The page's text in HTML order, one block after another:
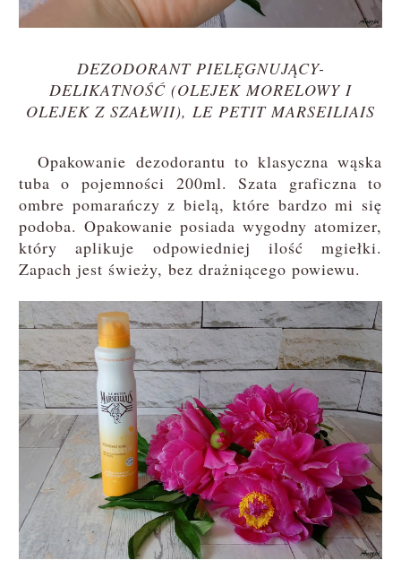
DEZODORANT PIELĘGNUJĄCY-
DELIKATNOŚĆ (OLEJEK MORELOWY I
OLEJEK Z SZAŁWII), LE PETIT MARSEILIAIS
Opakowanie dezodorantu to klasyczna wąska
tuba o pojemności 200ml. Szata graficzna to
ombre pomarańczy z bielą, które bardzo mi się
podoba. Opakowanie posiada wygodny atomizer,
który aplikuje odpowiedniej ilość mgiełki.
Zapach jest świeży, bez drażniącego powiewu.